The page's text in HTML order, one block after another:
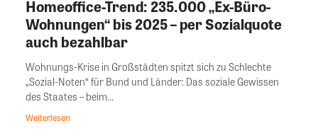
Homeoffice-Trend: 235.000 „Ex-Büro-
Wohnungen“ bis 2025 – per Sozialquote
auch bezahlbar
Wohnungs-Krise in Großstädten spitzt sich zu Schlechte
„Sozial-Noten“ für Bund und Länder: Das soziale Gewissen
des Staates – beim...
Weiterlesen